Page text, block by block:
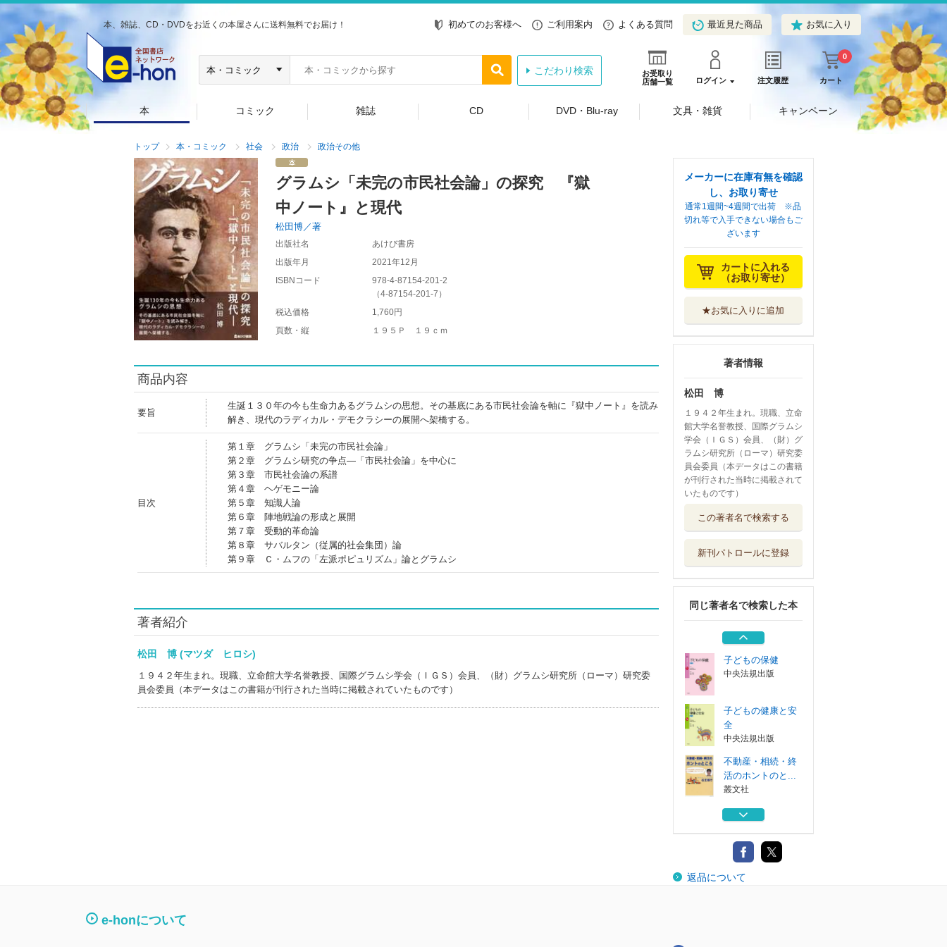
本、雑誌、CD・DVDをお近くの本屋さんに送料無料でお届け！ 初めてのお客様へ ご利用案内 よくある質問 最近見た商品 お気に入り
お受取り
店舗一覧
ログイン 注文履歴 カート
0
こだわり検索
本 コミック 雑誌 CD DVD・Blu-ray 文具・雑貨 キャンペーン
トップ 本・コミック 社会 政治 政治その他
グラムシ「未完の市民社会論」の探究 『獄
中ノート』と現代
松田博／著
出版社名
あけび書房
出版年月
2021年12月
ISBNコード
978-4-87154-201-2
（4-87154-201-7 ）
税込価格
1,760円
頁数・縦
１９５Ｐ １９ｃｍ
商品内容
要旨
生誕１３０年の今も生命力あるグラムシの思想。その基底にある市民社会論を軸に『獄中ノート』を読み
解き、現代のラディカル・デモクラシーの展開へ架橋する。
目次
第１章 グラムシ「未完の市民社会論」
第２章 グラムシ研究の争点―「市民社会論」を中心に
第３章 市民社会論の系譜
第４章 ヘゲモニー論
第５章 知識人論
第６章 陣地戦論の形成と展開
第７章 受動的革命論
第８章 サバルタン（従属的社会集団）論
第９章 Ｃ・ムフの「左派ポピュリズム」論とグラムシ
著者紹介
松田 博 (マツダ ヒロシ)
１９４２年生まれ。現職、立命館大学名誉教授、国際グラムシ学会（ＩＧＳ）会員、（財）グラムシ研究所（ローマ）研究委
員会委員（本データはこの書籍が刊行された当時に掲載されていたものです）
メーカーに在庫有無を確認
し、お取り寄せ
通常1週間~4週間で出荷 ※品
切れ等で入手できない場合もご
ざいます
カートに入れる
（お取り寄せ）
★お気に入りに追加
著者情報
松田 博
１９４２年生まれ。現職、立命
館大学名誉教授、国際グラムシ
学会（ＩＧＳ）会員、（財）グ
ラムシ研究所（ローマ）研究委
員会委員（本データはこの書籍
が刊行された当時に掲載されて
いたものです）
この著者名で検索する
新刊パトロールに登録
同じ著者名で検索した本
活のホントのと...
越境大気汚染の物
成山堂書店
相撲の力学 神技
のカラクリ
ＢＡＢジャパン
子どもの保健
中央法規出版
子どもの健康と安
全
中央法規出版
不動産・相続・終
活のホントのと...
叢文社
越境大気汚染の物
成山堂書店
相撲の力学 神技
のカラクリ
返品について
e-honについて